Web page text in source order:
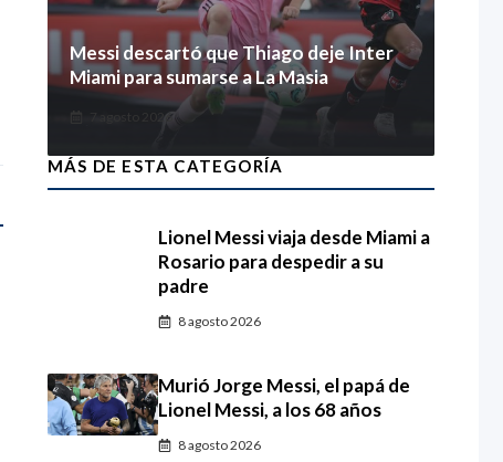
Messi descartó que Thiago deje Inter
Miami para sumarse a La Masia
7 agosto 2026
MÁS DE ESTA CATEGORÍA
Lionel Messi viaja desde Miami a
Rosario para despedir a su
padre
8 agosto 2026
Murió Jorge Messi, el papá de
Lionel Messi, a los 68 años
8 agosto 2026